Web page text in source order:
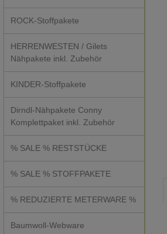
ROCK-Stoffpakete
HERRENWESTEN / Gilets
Nähpakete inkl. Zubehör
KINDER-Stoffpakete
Dirndl-Nähpakete Conny
Komplettpaket inkl. Zubehör
% SALE % RESTSTÜCKE
% SALE % STOFFPAKETE
% REDUZIERTE METERWARE %
Baumwoll-Webware